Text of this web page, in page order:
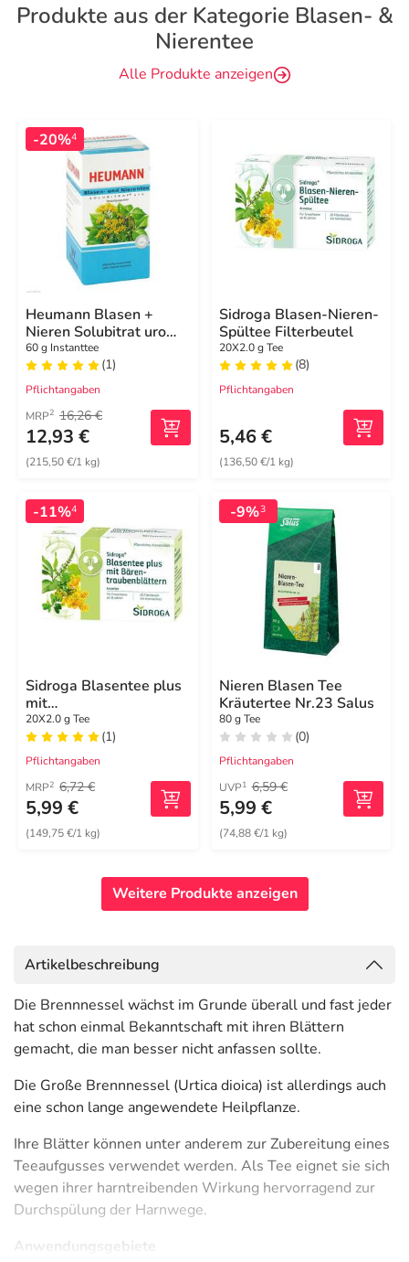
Produkte aus der Kategorie Blasen- &
Nierentee
Alle Produkte anzeigen
-20%4
Heumann Blasen +
Nieren Solubitrat uro
Teeaufgusspulver
60 g Instanttee
(1)
Pflichtangaben
MRP2 16,26 €
12,93 €
(215,50 €/1 kg)
Sidroga Blasen-Nieren-
Spültee Filterbeutel
20X2.0 g Tee
(8)
Pflichtangaben
5,46 €
(136,50 €/1 kg)
-11%4
Sidroga Blasentee plus
mit
Bärentraubenblättern
20X2.0 g Tee
(1)
Pflichtangaben
MRP2 6,72 €
5,99 €
(149,75 €/1 kg)
-9%3
Nieren Blasen Tee
Kräutertee Nr.23 Salus
80 g Tee
(0)
Pflichtangaben
UVP1 6,59 €
5,99 €
(74,88 €/1 kg)
Weitere Produkte anzeigen
Artikelbeschreibung
Die Brennnessel wächst im Grunde überall und fast jeder
hat schon einmal Bekanntschaft mit ihren Blättern
gemacht, die man besser nicht anfassen sollte.
Die Große Brennnessel (Urtica dioica) ist allerdings auch
eine schon lange angewendete Heilpflanze.
Ihre Blätter können unter anderem zur Zubereitung eines
Teeaufgusses verwendet werden. Als Tee eignet sie sich
wegen ihrer harntreibenden Wirkung hervorragend zur
Durchspülung der Harnwege.
Anwendungsgebiete